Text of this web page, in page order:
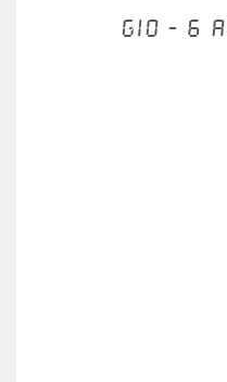
Gio - 6